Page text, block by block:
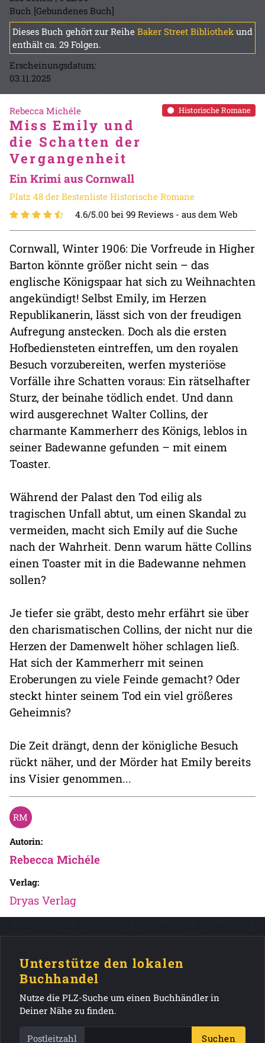
Buch [Gebundenes Buch]
Dieses Buch gehört zur Reihe Baker Street Bibliothek und
enthält ca. 29 Folgen.
Erscheinungsdatum:
03.11.2025
Historische Romane
Rebecca Michéle
Miss Emily und
die Schatten der
Vergangenheit
Ein Krimi aus Cornwall
Platz 48 der Bestenliste Historische Romane
4.6/5.00 bei 99 Reviews - aus dem Web
Cornwall, Winter 1906: Die Vorfreude in Higher
Barton könnte größer nicht sein – das
englische Königspaar hat sich zu Weihnachten
angekündigt! Selbst Emily, im Herzen
Republikanerin, lässt sich von der freudigen
Aufregung anstecken. Doch als die ersten
Hofbediensteten eintreffen, um den royalen
Besuch vorzubereiten, werfen mysteriöse
Vorfälle ihre Schatten voraus: Ein rätselhafter
Sturz, der beinahe tödlich endet. Und dann
wird ausgerechnet Walter Collins, der
charmante Kammerherr des Königs, leblos in
seiner Badewanne gefunden – mit einem
Toaster.
Während der Palast den Tod eilig als
tragischen Unfall abtut, um einen Skandal zu
vermeiden, macht sich Emily auf die Suche
nach der Wahrheit. Denn warum hätte Collins
einen Toaster mit in die Badewanne nehmen
sollen?
Je tiefer sie gräbt, desto mehr erfährt sie über
den charismatischen Collins, der nicht nur die
Herzen der Damenwelt höher schlagen ließ.
Hat sich der Kammerherr mit seinen
Eroberungen zu viele Feinde gemacht? Oder
steckt hinter seinem Tod ein viel größeres
Geheimnis?
Die Zeit drängt, denn der königliche Besuch
rückt näher, und der Mörder hat Emily bereits
ins Visier genommen...
Autorin:
Rebecca Michéle
Verlag:
Dryas Verlag
Unterstütze den lokalen
Buchhandel
Nutze die PLZ-Suche um einen Buchhändler in
Deiner Nähe zu finden.
Postleitzahl Suchen